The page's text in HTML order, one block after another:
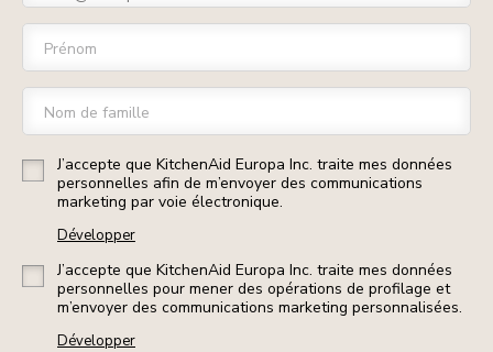
Prénom
Nom de famille
J’accepte que KitchenAid Europa Inc. traite mes données
personnelles afin de m’envoyer des communications
marketing par voie électronique.
Développer
J’accepte que KitchenAid Europa Inc. traite mes données
personnelles pour mener des opérations de profilage et
m’envoyer des communications marketing personnalisées.
Développer